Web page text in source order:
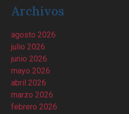
Archivos
agosto 2026
julio 2026
junio 2026
mayo 2026
abril 2026
marzo 2026
febrero 2026